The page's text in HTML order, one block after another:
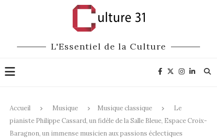
L'Essentiel de la Culture
Accueil Musique Musique classique
Le
pianiste Philippe Cassard, un fidèle de la Salle Bleue, Espace Croix-
Baragnon, un immense musicien aux passions éclectiques